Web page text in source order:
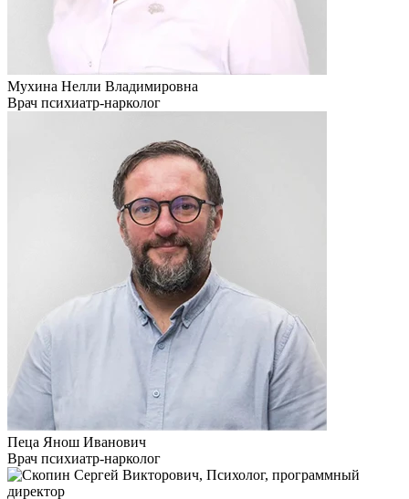
Мухина Нелли Владимировна
Врач психиатр-нарколог
Пеца Янош Иванович
Врач психиатр-нарколог